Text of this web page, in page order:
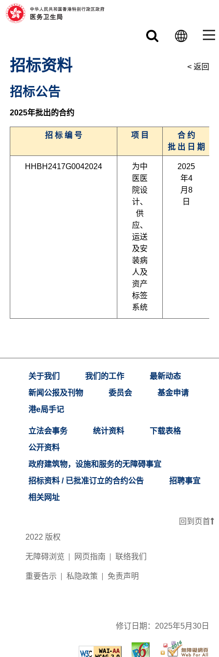
跳至主要内容
招标资料
招标公告
< 返回
2025年批出的合约
招 标 编 号 项 目
合 约
批 出 日 期
HHBH2417G0042024
为中
医医
院设
计、
供
应、
运送
及安
装病
人及
资产
标签
系统
2025
年4
月8
日
关于我们 我们的工作
最新动态
新闻公报及刊物
委员会
基金申请
港e局手记
立法会事务 统计资料
下载表格
公开资料
政府建筑物，设施和服务的无障碍事宜
招标资料 / 已批准订立的合约公告
招聘事宜
相关网址
回到页首
2022 版权
无障碍浏览 网页指南 联络我们
重要告示 私隐政策 免责声明
修订日期： 2025年5月30日